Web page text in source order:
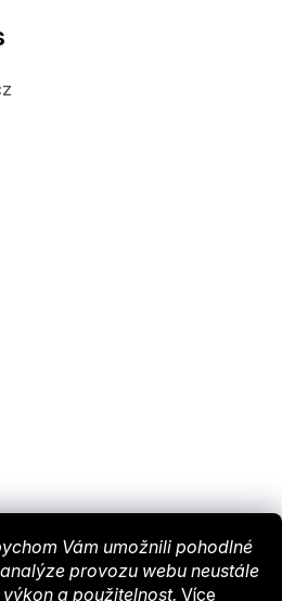
Vám umožnili pohodlné
provozu webu neustále
a použitelnost. Více